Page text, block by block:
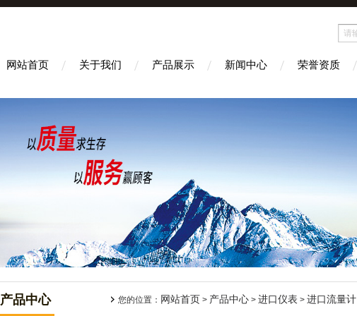
网站首页 关于我们 产品展示 新闻中心 荣誉资质
产品中心 您的位置： 网站首页 > 产品中心 > 进口仪表 > 进口流量计